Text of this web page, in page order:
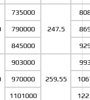
735000
247.5
790000
845000
903000
259.55
970000
1101000